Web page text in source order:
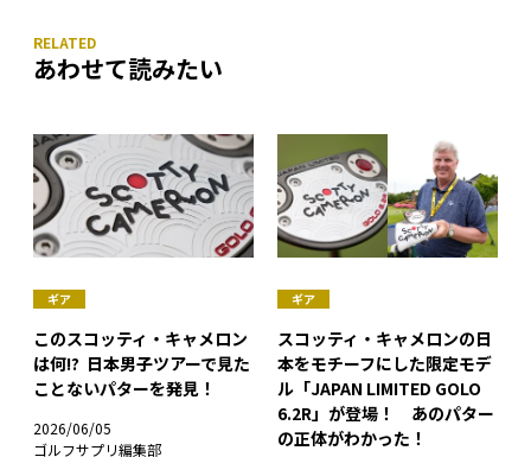
あわせて読みたい
ギア
このスコッティ・キャメロン
は何!? 日本男子ツアーで見た
ことないパターを発見！
2026/06/05
ゴルフサプリ編集部
ギア
スコッティ・キャメロンの日
本をモチーフにした限定モデ
ル「JAPAN LIMITED GOLO
6.2R」が登場！ あのパター
の正体がわかった！